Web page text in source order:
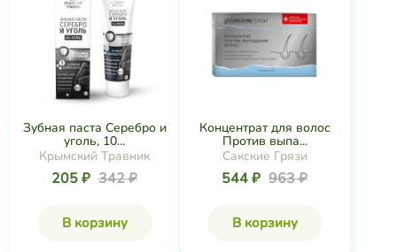
Зубная паста Серебро и
уголь, 10...
Крымский Травник
205 ₽ 342 ₽
В корзину
Концентрат для волос
Против выпа...
Сакские Грязи
544 ₽ 963 ₽
В корзину